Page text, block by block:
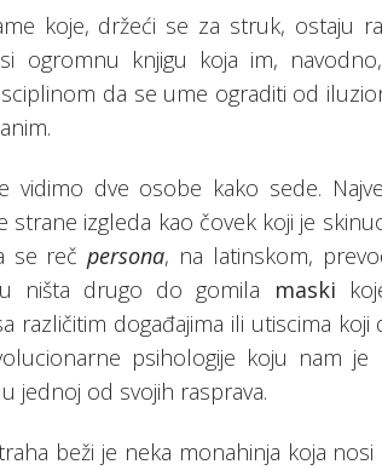
koje, držeći se za struk, ostaju
ogromnu knjigu koja im,
da se ume ograditi od
vidimo dve osobe kako sede.
strane izgleda kao čovek koji je
se rečpersona, na latinskom,
ništa drugo do gomila maski
različitim događajima ili utiscima
psihologije koju nam je
jednoj od svojih rasprava.
beži je neka monahinja koja nosi